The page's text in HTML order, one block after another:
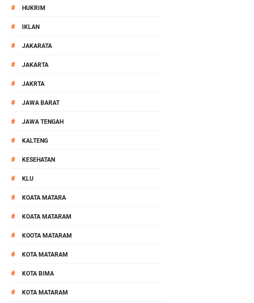
# HUKRIM
# IKLAN
# JAKARATA
# JAKARTA
# JAKRTA
# JAWA BARAT
# JAWA TENGAH
# KALTENG
# KESEHATAN
# KLU
# KOATA MATARA
# KOATA MATARAM
# KOOTA MATARAM
# KOTA MATARAM
# KOTA BIMA
# KOTA MATARAM